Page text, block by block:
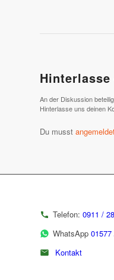
An der Diskussion
Hinterlasse uns deinen
Du musst
Telefon: 0911 /
WhatsApp
Kontakt